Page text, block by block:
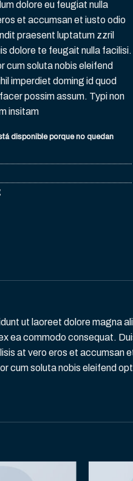
dolore eu feugiat nulla
et accumsan et iusto odio
praesent luptatum zzril
dolore te feugait nulla facilisi.
cum soluta nobis eleifend
imperdiet doming id quod
possim assum. Typi non
insitam
disponible porque no quedan
ut laoreet dolore magna
ea commodo consequat.
at vero eros et accumsan
cum soluta nobis eleifend